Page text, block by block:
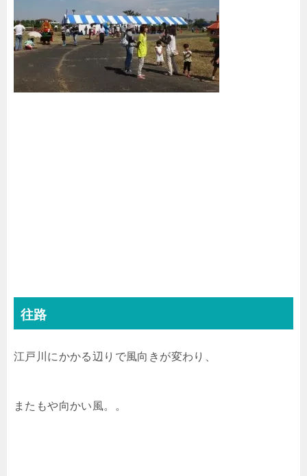
往路
江戸川にかかる辺りで風向きが変わり、
またもや向かい風。。